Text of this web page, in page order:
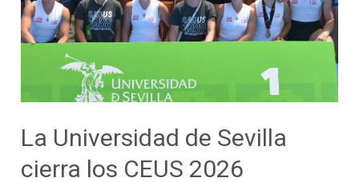
La Universidad de Sevilla
cierra los CEUS 2026
los
CEUS